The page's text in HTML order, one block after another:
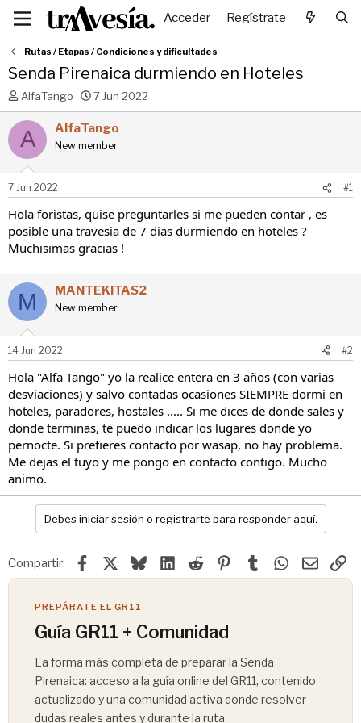
Acceder Regístrate
Rutas / Etapas / Condiciones y dificultades
Senda Pirenaica durmiendo en Hoteles
I
n
i
c
a
o
r
e
l
t
e
m
a
AlfaTango
F
e
c
a
i
n
c
i
o
7 Jun 2022
A AlfaTango
New member
7 Jun 2022 #1
Hola foristas, quise preguntarles si me pueden contar , es
posible una travesia de 7 dias durmiendo en hoteles ?
Muchisimas gracias !
M MANTEKITAS2
New member
14 Jun 2022 #2
Hola "Alfa Tango" yo la realice entera en 3 años (con varias
desviaciones) y salvo contadas ocasiones SIEMPRE dormi en
hoteles, paradores, hostales ..... Si me dices de donde sales y
donde terminas, te puedo indicar los lugares donde yo
pernocte. Si prefieres contacto por wasap, no hay problema.
Me dejas el tuyo y me pongo en contacto contigo. Mucho
animo.
Debes iniciar sesión o registrarte para responder aquí.
Compartir: FacebookBlueskyLinkedIn
Reddit Pinterest
Tumblr WhatsApp
Email
PREPÁRATE EL GR11
Guía GR11 + Comunidad
La forma más completa de preparar la Senda
Pirenaica: acceso a la guía online del GR11, contenido
actualizado y una comunidad activa donde resolver
dudas reales antes y durante la ruta.